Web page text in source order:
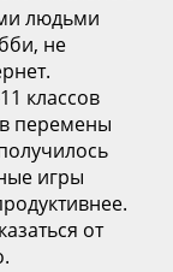
людьми
не
классов
перемены
игры
от